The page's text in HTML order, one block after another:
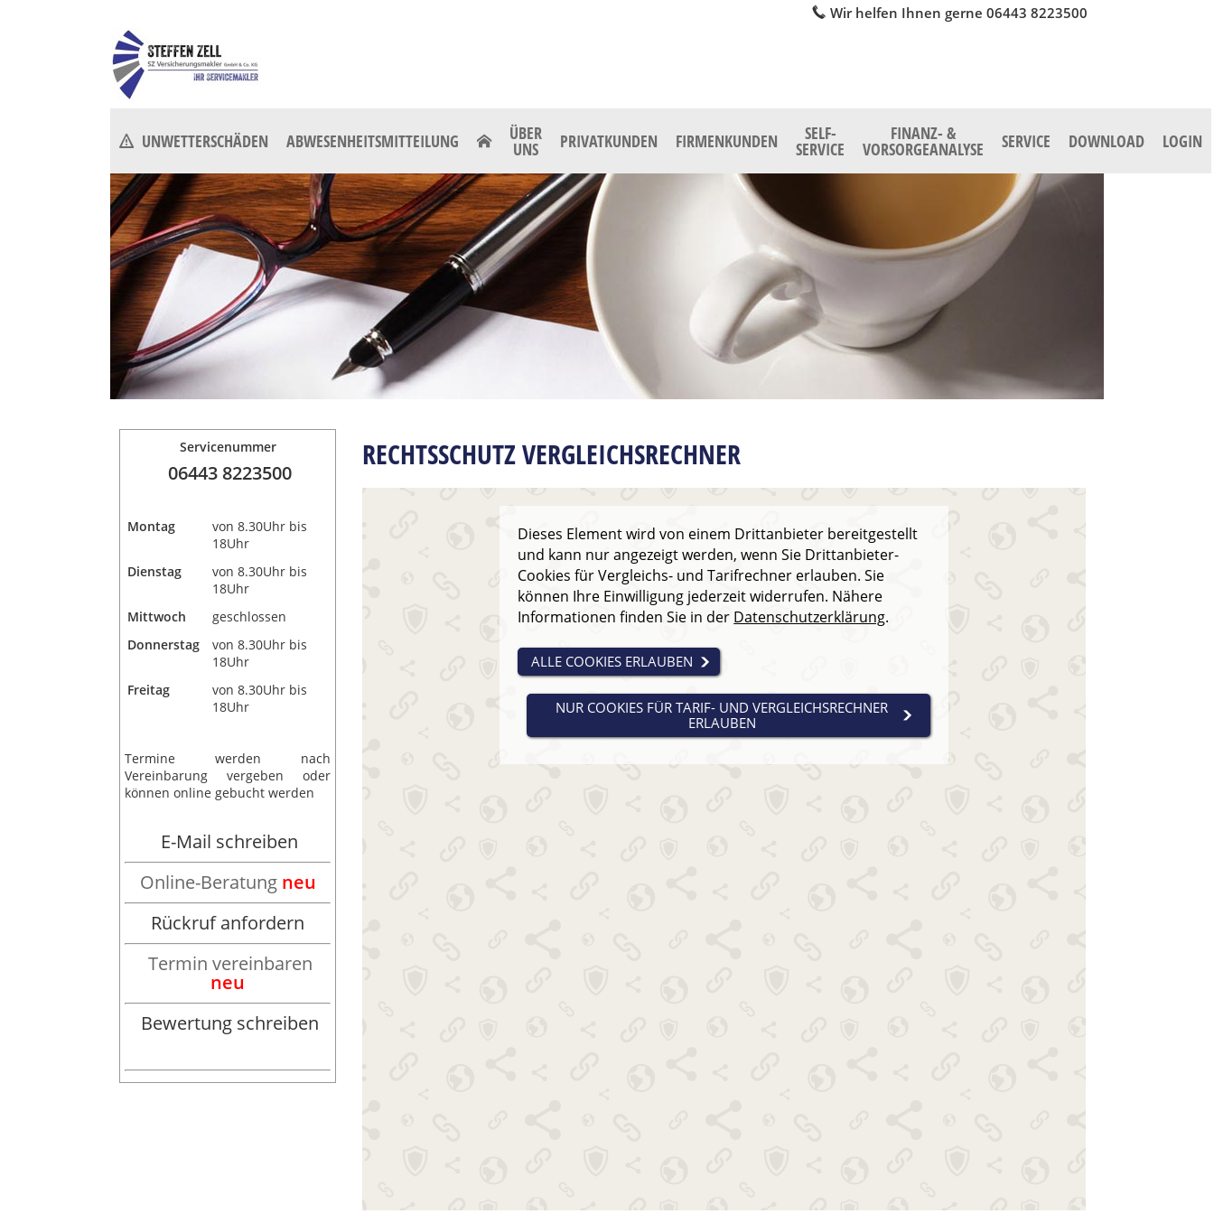
Wir helfen Ihnen gerne 06443 8223500
UNWETTERSCHÄDEN ABWESENHEITSMITTEILUNG ÜBER
UNS PRIVATKUNDEN FIRMENKUNDEN SELF-
SERVICE
FINANZ- &
VORSORGEANALYSE SERVICE DOWNLOAD LOGIN
Servicenummer
06443 8223500
Montag
von 8.30Uhr bis
18Uhr
Dienstag
von 8.30Uhr bis
18Uhr
Mittwoch
geschlossen
Donnerstag
von 8.30Uhr bis
18Uhr
Freitag
von 8.30Uhr bis
18Uhr
Termine werden nach
Vereinbarung vergeben oder
können online gebucht werden
E-Mail schreiben
Online-Beratung neu
Rückruf anfordern
Termin vereinbaren
neu
Bewertung schreiben
RECHTSSCHUTZ VERGLEICHSRECHNER
Dieses Element wird von einem Drittanbieter bereitgestellt
und kann nur angezeigt werden, wenn Sie Drittanbieter-
Cookies für Vergleichs- und Tarifrechner erlauben. Sie
können Ihre Einwilligung jederzeit widerrufen. Nähere
Informationen finden Sie in der Datenschutzerklärung.
ALLE COOKIES ERLAUBEN
NUR COOKIES FÜR TARIF- UND VERGLEICHSRECHNER
ERLAUBEN